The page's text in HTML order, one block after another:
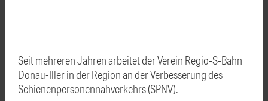
Seit mehreren Jahren arbeitet der Verein Regio-S-Bahn
Donau-Iller in der Region an der Verbesserung des
Schienenpersonennahverkehrs (SPNV).